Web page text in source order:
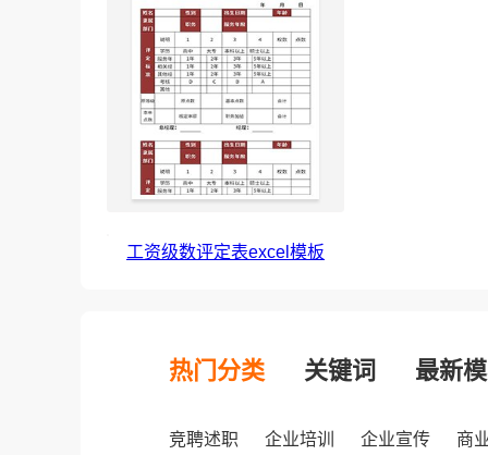
工资级数评定表excel模板
热门分类 关键词 最新
竞聘述职 企业培训 企业宣传
商